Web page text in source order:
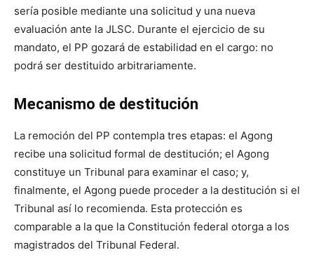
sería posible mediante una solicitud y una nueva
evaluación ante la JLSC. Durante el ejercicio de su
mandato, el PP gozará de estabilidad en el cargo: no
podrá ser destituido arbitrariamente.
Mecanismo de destitución
La remoción del PP contempla tres etapas: el Agong
recibe una solicitud formal de destitución; el Agong
constituye un Tribunal para examinar el caso; y,
finalmente, el Agong puede proceder a la destitución si el
Tribunal así lo recomienda. Esta protección es
comparable a la que la Constitución federal otorga a los
magistrados del Tribunal Federal.